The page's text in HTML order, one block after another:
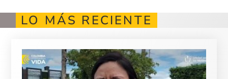
LO MÁS RECIENTE